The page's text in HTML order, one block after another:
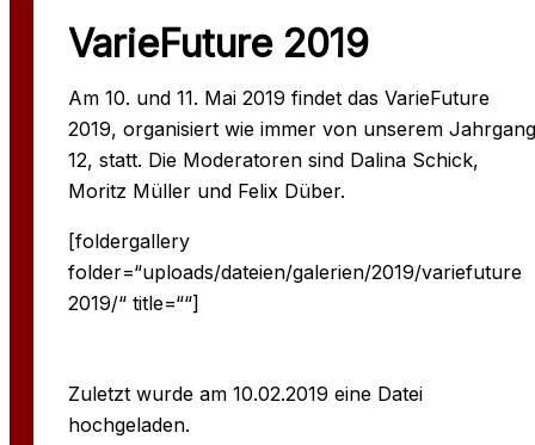
VarieFuture 2019
Am 10. und 11. Mai 2019 findet das VarieFuture
2019, organisiert wie immer von unserem Jahrgang
12, statt. Die Moderatoren sind Dalina Schick,
Moritz Müller und Felix Düber.
[foldergallery
folder=“uploads/dateien/galerien/2019/variefuture
2019/“ title=““]
Zuletzt wurde am 10.02.2019 eine Datei
hochgeladen.